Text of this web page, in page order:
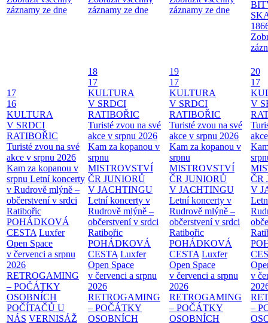
záznamy ze dne
záznamy ze dne
záznamy ze dne
17
16
KULTURA
V SRDCI
RATIBOŘIC
Turisté zvou na své
akce v srpnu 2026
Kam za kopanou v
srpnu Letní koncerty
v Rudrově mlýně –
občerstvení v srdci
Ratibořic
POHÁDKOVÁ
CESTA Luxfer
Open Space
v červenci a srpnu
2026
RETROGAMING
– POČÁTKY
OSOBNÍCH
POČÍTAČŮ U
NÁS VERNISÁŽ
18
17
KULTURA
V SRDCI
RATIBOŘIC
Turisté zvou na své
akce v srpnu 2026
Kam za kopanou v
srpnu
MISTROVSTVÍ
ČR JUNIORŮ
V JACHTINGU
Letní koncerty v
Rudrově mlýně –
občerstvení v srdci
Ratibořic
POHÁDKOVÁ
CESTA Luxfer
Open Space
v červenci a srpnu
2026
RETROGAMING
– POČÁTKY
OSOBNÍCH
19
17
KULTURA
V SRDCI
RATIBOŘIC
Turisté zvou na své
akce v srpnu 2026
Kam za kopanou v
srpnu
MISTROVSTVÍ
ČR JUNIORŮ
V JACHTINGU
Letní koncerty v
Rudrově mlýně –
občerstvení v srdci
Ratibořic
POHÁDKOVÁ
CESTA Luxfer
Open Space
v červenci a srpnu
2026
RETROGAMING
– POČÁTKY
OSOBNÍCH
20
17
V
ČR
V
v
–